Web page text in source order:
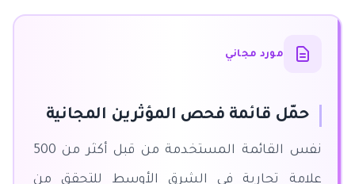
مورد مجاني
حمّل قائمة فحص المؤثرين المجانية
نفس القائمة المستخدمة من قبل أكثر من 500
علامة تجارية في الشرق الأوسط للتحقق من